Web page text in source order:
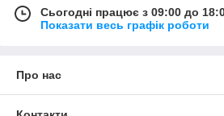
Сьогодні працює з 09:00 до
Показати весь графік роботи
Про нас